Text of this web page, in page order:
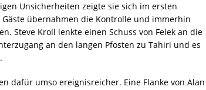
Unsicherheiten zeigte sie sich im ersten
übernahmen die Kontrolle und immerhin
Steve Kroll lenkte einen Schuss von Felek an die
an den langen Pfosten zu Tahiri und es
dafür umso ereignisreicher. Eine Flanke von Alan